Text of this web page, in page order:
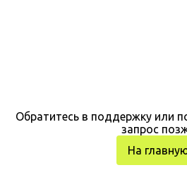
Обратитесь в поддержку или
запрос
На